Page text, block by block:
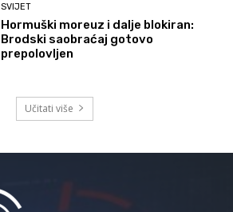
SVIJET
Hormuški moreuz i dalje blokiran:
Brodski saobraćaj gotovo
prepolovljen
Učitati više